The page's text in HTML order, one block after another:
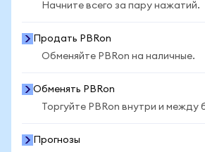
Начните всего за пару нажатий.
Продать PBRon
Обменяйте PBRon на наличные.
Обменять PBRon
Торгуйте PBRon внутри и между
Прогнозы